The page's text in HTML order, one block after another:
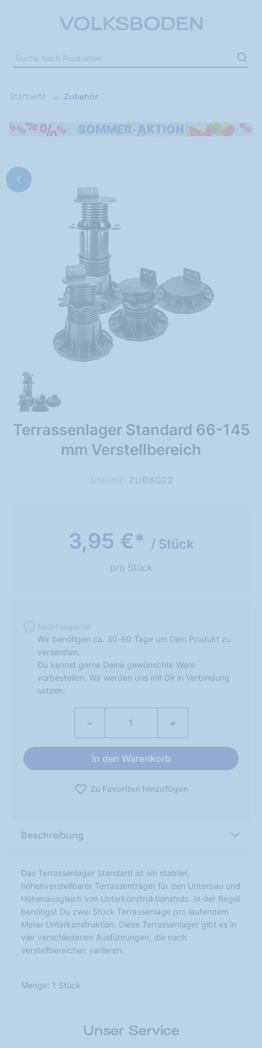
Startseite Zubehör
Terrassenlager Standard 66-145
mm Verstellbereich
ArtikelNr.: ZUB6022
3,95 €* / Stück
pro Stück
Wir benötigen ca. 30-60 Tage um Dein Produkt zu
versenden.
Du kannst gerne Deine gewünschte Ware
vorbestellen. Wir werden uns mit Dir in Verbindung
setzen.
− +
In den Warenkorb
Zu Favoriten hinzufügen
Beschreibung
Das Terrassenlager Standard ist ein stabiler,
höhenverstellbarer Terrassenträger für den Unterbau und
Höhenausgleich von Unterkonstruktionsholz. In der Regel
benötigst Du zwei Stück Terrassenlage pro laufendem
Meter Unterkonstruktion. Diese Terrassenlager gibt es in
vier verschiedenen Ausführungen, die nach
Verstellbereichen variieren.
Menge: 1 Stück
Unser Service